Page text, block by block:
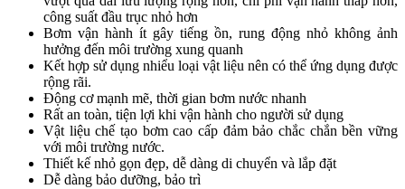
công suất đầu trục nhỏ hơn
Bơm vận hành ít gây tiếng ồn, rung động nhỏ không ảnh
hưởng đến môi trường xung quanh
Kết hợp sử dụng nhiểu loại vật liệu nên có thể ứng dụng được
rộng rãi.​
Động cơ mạnh mẽ, thời gian bơm nước nhanh
Rất an toàn, tiện lợi khi vận hành cho người sử dụng
Vật liệu chế tạo bơm cao cấp đảm bảo chắc chắn bền vững
với môi trường nước.
Thiết kế nhỏ gọn đẹp, dễ dàng di chuyển và lắp đặt
Dễ dàng bảo dưỡng, bảo trì